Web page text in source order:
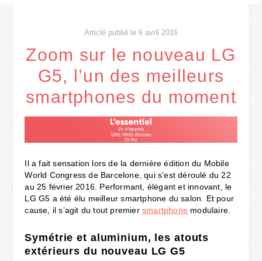
Articlé publié le 6 avril 2016
Zoom sur le nouveau LG
G5, l’un des meilleurs
smartphones du moment
Il a fait sensation lors de la dernière édition du Mobile
World Congress de Barcelone, qui s’est déroulé du 22
au 25 février 2016. Performant, élégant et innovant, le
LG G5 a été élu meilleur smartphone du salon. Et pour
cause, il s’agit du tout premiersmartphone modulaire.
Symétrie et aluminium, les atouts
extérieurs du nouveau LG G5